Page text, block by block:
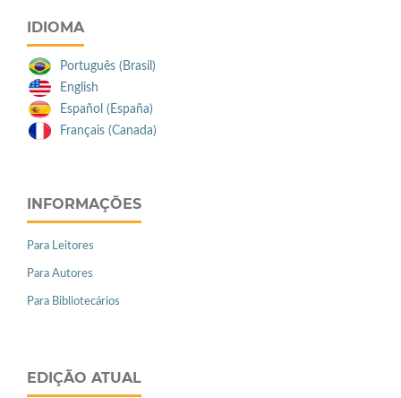
IDIOMA
Português (Brasil)
English
Español (España)
Français (Canada)
INFORMAÇÕES
Para Leitores
Para Autores
Para Bibliotecários
EDIÇÃO ATUAL